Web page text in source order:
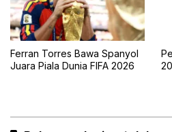
Ferran Torres Bawa Spanyol
Juara Piala Dunia FIFA 2026